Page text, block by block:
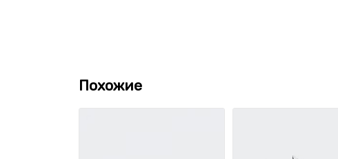
Похожие